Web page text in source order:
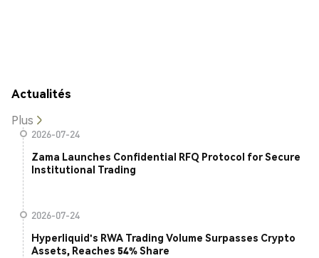
Actualités
Plus
2026-07-24
Zama Launches Confidential RFQ Protocol for Secure
Institutional Trading
2026-07-24
Hyperliquid's RWA Trading Volume Surpasses Crypto
Assets, Reaches 54% Share